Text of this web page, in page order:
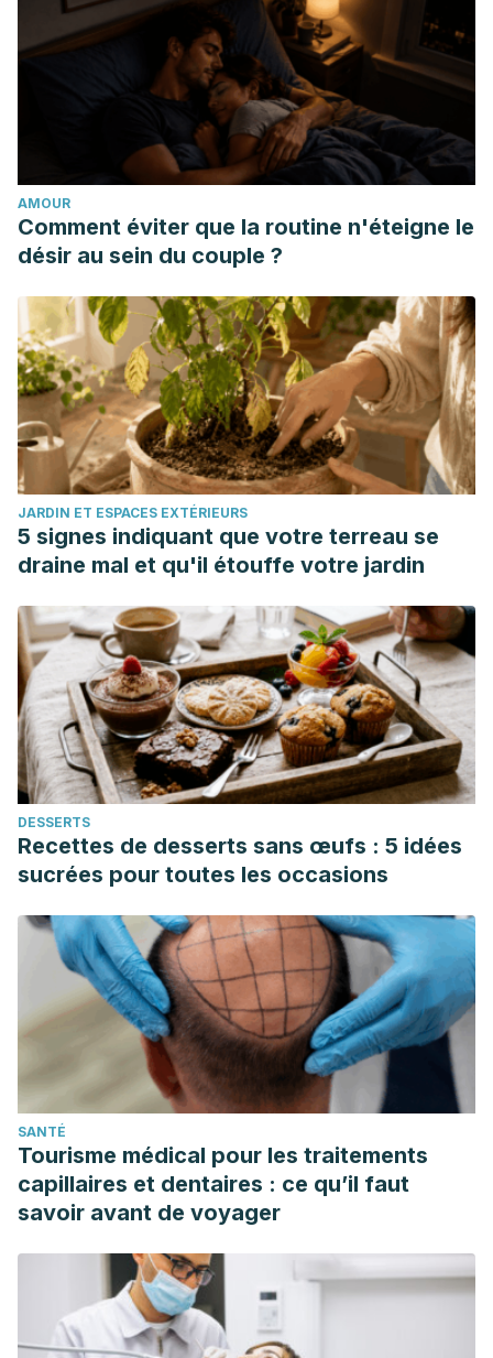
International Review Journal.
https://doi.org/10.3945/an.112.003517
Dhingra, D., Michael, M., Rajput, H., & Patil, R. T. (2012).
Dietary fibre in foods: A review. Journal of Food Science
and Technology.https://doi.org/10.1007/s13197-011-0365-5
Delcour, J. A., Poutanen, K., Brennan, C. S. S., & Zealand, N.
(2013). Fibre-Rich and Wholegrain Foods. Fibre-Rich and
Wholegrain Foods.
https://doi.org/10.1533/9780857095787.4.311
Drewnowski, A. (2010). The nutrient rich foods index helps
to identify healthy, affordable foods. American Journal of
Clinical Nutrition.https://doi.org/10.3945/ajcn.2010.28450D
AMOUR
Comment éviter que la routine n'éteigne le
désir au sein du couple ?
JARDIN ET ESPACES EXTÉRIEURS
5 signes indiquant que votre terreau se
draine mal et qu'il étouffe votre jardin
DESSERTS
Recettes de desserts sans œufs : 5 idées
sucrées pour toutes les occasions
SANTÉ
Tourisme médical pour les traitements
capillaires et dentaires : ce qu’il faut
savoir avant de voyager